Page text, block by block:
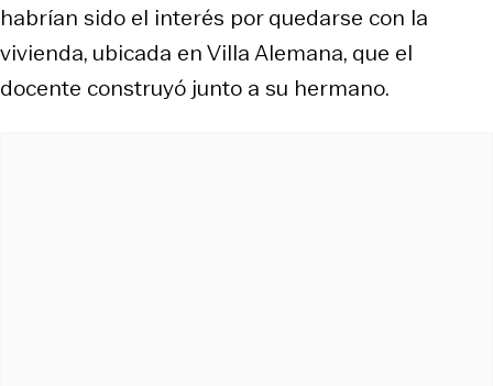
habrían sido el interés por quedarse con la
vivienda, ubicada en Villa Alemana, que el
docente construyó junto a su hermano.